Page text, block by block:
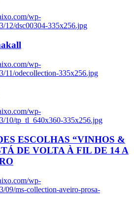
wp-
12/dsc00304-335x256.jpg
wp-
11/odecollection-335x256.jpg
wp-
10/tp_tl_640x360-335x256.jpg
ESCOLHAS “VINHOS &
DE VOLTA À FIL DE 14 A
wp-
09/ms-collection-aveiro-prosa-